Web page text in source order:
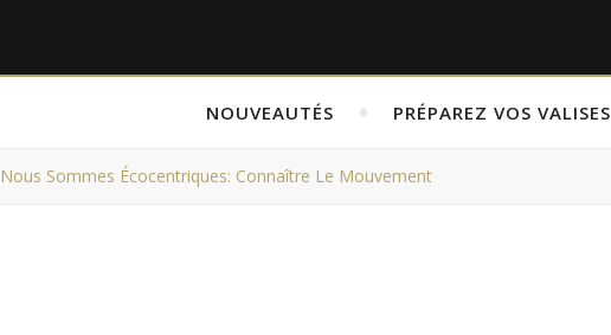
NOUVEAUTÉS PRÉPAREZ VOS VALISES
Nous Sommes Écocentriques: Connaître Le Mouvement